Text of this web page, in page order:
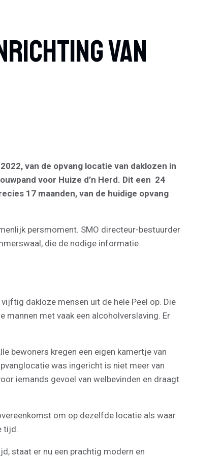
Van
van de opvang locatie van daklozen in
voor Huize d’n Herd. Dit een 24
17 maanden, van de huidige opvang
persmoment. SMO directeur-bestuurder
die de nodige informatie
dakloze mensen uit de hele Peel op. Die
met vaak een alcoholverslaving. Er
bewoners kregen een eigen kamertje van
was ingericht is niet meer van
iemands gevoel van welbevinden en draagt
om op dezelfde locatie als waar
tijd.
staat er nu een prachtig modern en